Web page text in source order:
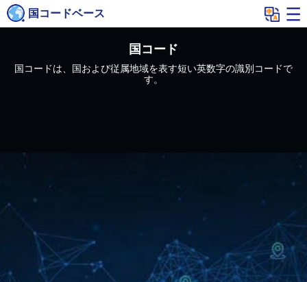
国コードベース
国コード
国コードは、国および従属地域を表す短い英数字の識別コードで
す。